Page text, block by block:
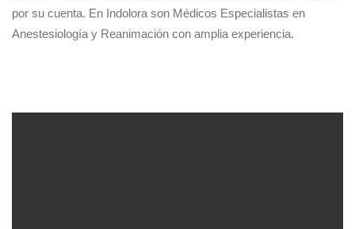
por su cuenta. En Indolora son Médicos Especialistas en
Anestesiología y Reanimación con amplia experiencia.